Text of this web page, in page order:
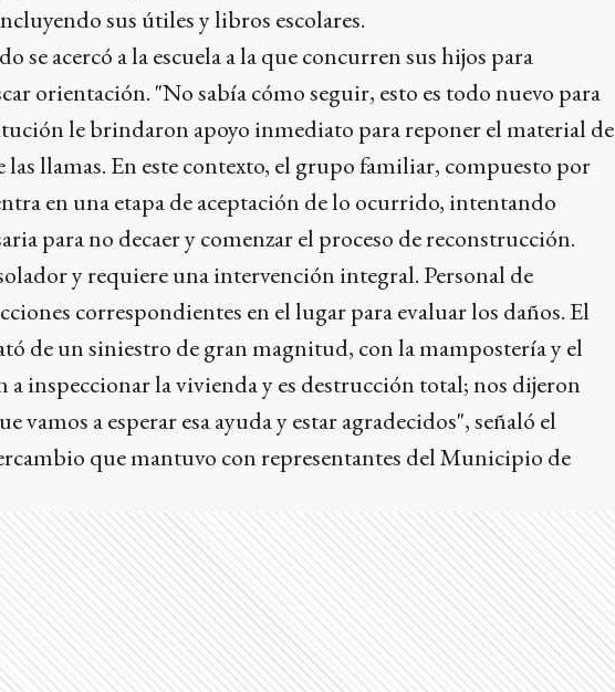
sus útiles y libros escolares.
se acercó a la escuela a la que concurren sus hijos para
orientación. "No sabía cómo seguir, esto es todo nuevo para
le brindaron apoyo inmediato para reponer el material de
llamas. En este contexto, el grupo familiar, compuesto por
en una etapa de aceptación de lo ocurrido, intentando
para no decaer y comenzar el proceso de reconstrucción.
y requiere una intervención integral. Personal de
correspondientes en el lugar para evaluar los daños. El
de un siniestro de gran magnitud, con la mampostería y el
inspeccionar la vivienda y es destrucción total; nos dijeron
vamos a esperar esa ayuda y estar agradecidos", señaló el
que mantuvo con representantes del Municipio de